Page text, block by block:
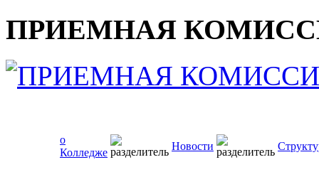
ПРИЕМНАЯ
о
Колледже
Новости